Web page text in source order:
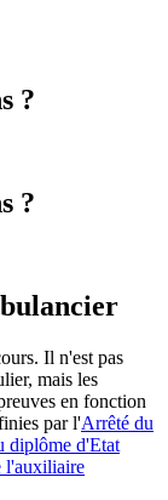
?
?
Il n'est pas
mais les
en fonction
par l'Arrêté du
diplôme d'Etat
l'auxiliaire